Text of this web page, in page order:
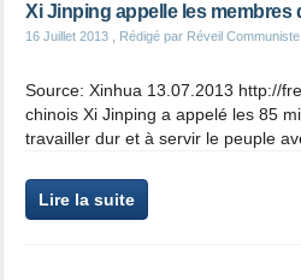
Xi Jinping appelle les membres
16 Juillet 2013 , Rédigé par Réveil Communiste
Source: Xinhua 13.07.2013 http://
chinois Xi Jinping a appelé les 85
travailler dur et à servir le peuple
Lire la suite